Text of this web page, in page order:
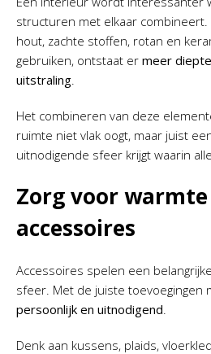
structuren met elkaar
hout, zachte stoffen, rotan en
gebruiken, ontstaat er meer
uitstraling
Het combineren van deze
ruimte niet vlak oogt, maar juist
uitnodigende sfeer krijgt waarin
Zorg voor
accessoires
Accessoires spelen een
sfeer. Met de juiste toevoegingen
persoonlijk en uitnodigend
Denk aan kussens, plaids,